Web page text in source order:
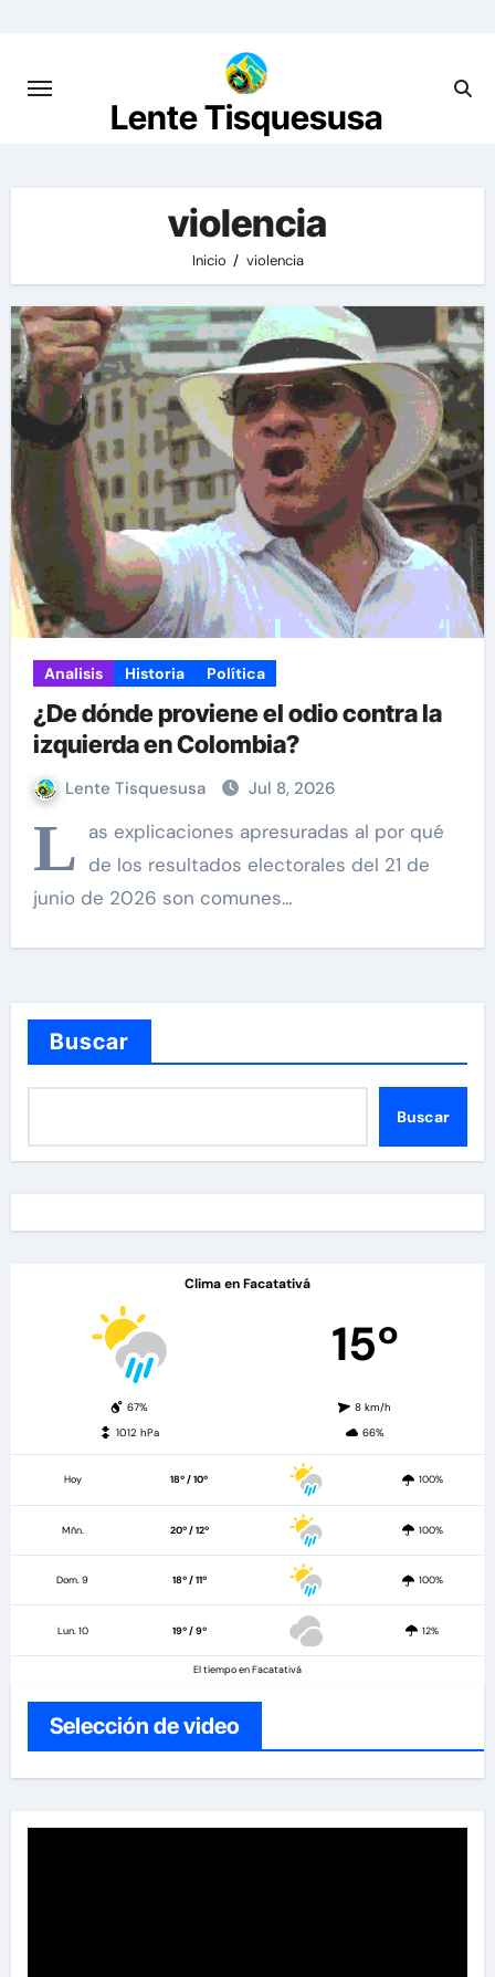
contenido
Lente Tisquesusa
violencia
Inicio violencia
Analisis Historia Política
¿De dónde proviene el odio contra la
izquierda en Colombia?
Lente Tisquesusa Jul 8, 2026
L as explicaciones apresuradas al por qué
de los resultados electorales del 21 de
junio de 2026 son comunes…
Buscar
Buscar
Clima en Facatativá
15º
67%
8 km/h
1012 hPa
66%
Hoy 18º / 10º 100%
Mñn. 20º / 12º 100%
Dom. 9 18º / 11º 100%
Lun. 10 19º / 9º 12%
El tiempo en Facatativá
Selección de video